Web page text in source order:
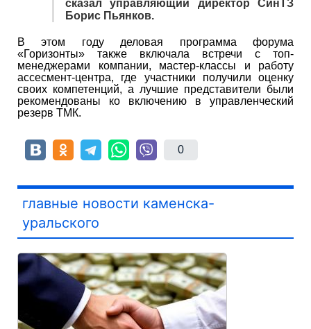
сказал управляющий директор СинТЗ
Борис Пьянков.
В этом году деловая программа форума
«Горизонты» также включала встречи с топ-
менеджерами компании, мастер-классы и работу
ассесмент-центра, где участники получили оценку
своих компетенций, а лучшие представители были
рекомендованы ко включению в управленческий
резерв ТМК.
0
главные новости каменска-
уральского